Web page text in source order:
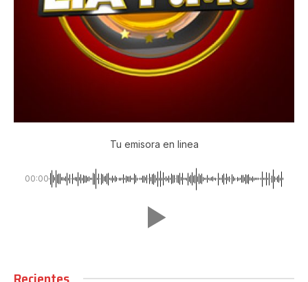
Tu emisora en linea
00:00